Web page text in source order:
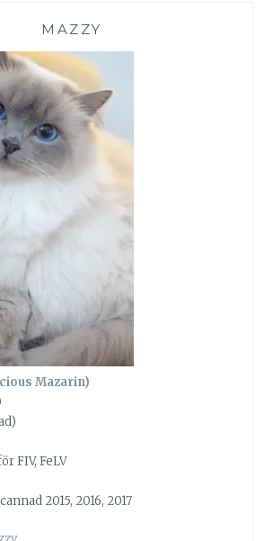
MAZZY
Mazarin)
FIV, FeLV
2015, 2016, 2017